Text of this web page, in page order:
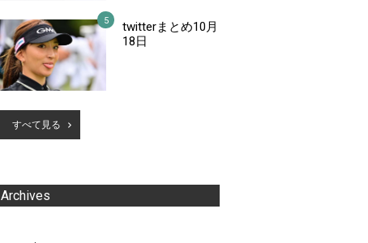
twitterまとめ10月
18日
すべて見る
Archives